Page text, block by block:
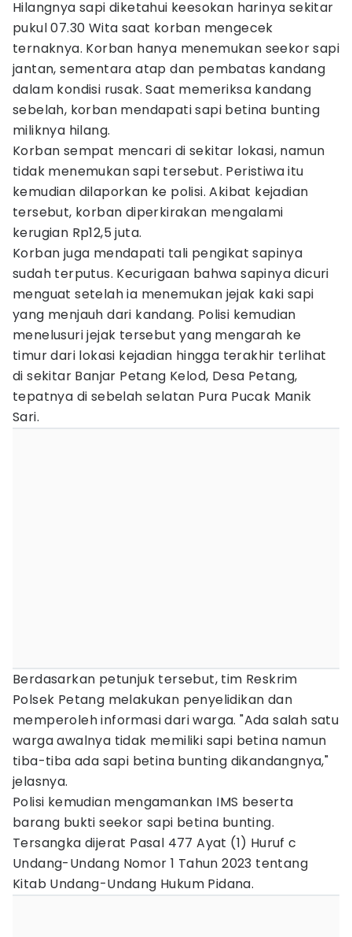
Hilangnya sapi diketahui keesokan harinya sekitar
pukul 07.30 Wita saat korban mengecek
ternaknya. Korban hanya menemukan seekor sapi
jantan, sementara atap dan pembatas kandang
dalam kondisi rusak. Saat memeriksa kandang
sebelah, korban mendapati sapi betina bunting
miliknya hilang.
Korban sempat mencari di sekitar lokasi, namun
tidak menemukan sapi tersebut. Peristiwa itu
kemudian dilaporkan ke polisi. Akibat kejadian
tersebut, korban diperkirakan mengalami
kerugian Rp12,5 juta.
Korban juga mendapati tali pengikat sapinya
sudah terputus. Kecurigaan bahwa sapinya dicuri
menguat setelah ia menemukan jejak kaki sapi
yang menjauh dari kandang. Polisi kemudian
menelusuri jejak tersebut yang mengarah ke
timur dari lokasi kejadian hingga terakhir terlihat
di sekitar Banjar Petang Kelod, Desa Petang,
tepatnya di sebelah selatan Pura Pucak Manik
Sari.
Berdasarkan petunjuk tersebut, tim Reskrim
Polsek Petang melakukan penyelidikan dan
memperoleh informasi dari warga. "Ada salah satu
warga awalnya tidak memiliki sapi betina namun
tiba-tiba ada sapi betina bunting dikandangnya,"
jelasnya.
Polisi kemudian mengamankan IMS beserta
barang bukti seekor sapi betina bunting.
Tersangka dijerat Pasal 477 Ayat (1) Huruf c
Undang-Undang Nomor 1 Tahun 2023 tentang
Kitab Undang-Undang Hukum Pidana.